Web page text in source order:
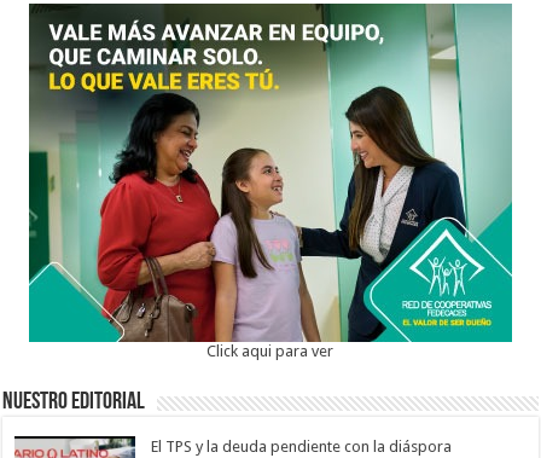
Click aqui para ver
Nuestro Editorial
El TPS y la deuda pendiente con la diáspora